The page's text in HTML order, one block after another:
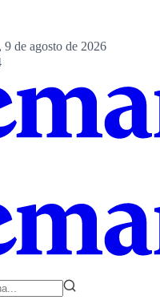
de agosto de 2026